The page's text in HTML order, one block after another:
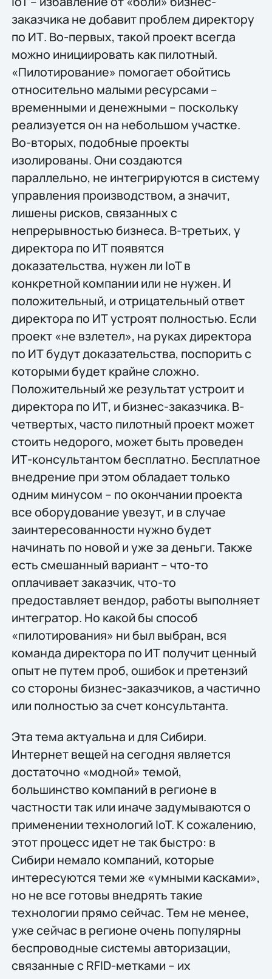
заказчика не добавит проблем директору
по ИТ. Во-первых, такой проект всегда
можно инициировать как пилотный.
«Пилотирование» помогает обойтись
относительно малыми ресурсами –
временными и денежными – поскольку
реализуется он на небольшом участке.
Во-вторых, подобные проекты
изолированы. Они создаются
параллельно, не интегрируются в систему
управления производством, а значит,
лишены рисков, связанных с
непрерывностью бизнеса. В-третьих, у
директора по ИТ появятся
доказательства, нужен ли IoT в
конкретной компании или не нужен. И
положительный, и отрицательный ответ
директора по ИТ устроят полностью. Если
проект «не взлетел», на руках директора
по ИТ будут доказательства, поспорить с
которыми будет крайне сложно.
Положительный же результат устроит и
директора по ИТ, и бизнес-заказчика. В-
четвертых, часто пилотный проект может
стоить недорого, может быть проведен
ИТ-консультантом бесплатно. Бесплатное
внедрение при этом обладает только
одним минусом – по окончании проекта
все оборудование увезут, и в случае
заинтересованности нужно будет
начинать по новой и уже за деньги. Также
есть смешанный вариант – что-то
оплачивает заказчик, что-то
предоставляет вендор, работы выполняет
интегратор. Но какой бы способ
«пилотирования» ни был выбран, вся
команда директора по ИТ получит ценный
опыт не путем проб, ошибок и претензий
со стороны бизнес-заказчиков, а частично
или полностью за счет консультанта.
Эта тема актуальна и для Сибири.
Интернет вещей на сегодня является
достаточно «модной» темой,
большинство компаний в регионе в
частности так или иначе задумываются о
применении технологий IoT. К сожалению,
этот процесс идет не так быстро: в
Сибири немало компаний, которые
интересуются теми же «умными касками»,
но не все готовы внедрять такие
технологии прямо сейчас. Тем не менее,
уже сейчас в регионе очень популярны
беспроводные системы авторизации,
связанные с RFID-метками – их